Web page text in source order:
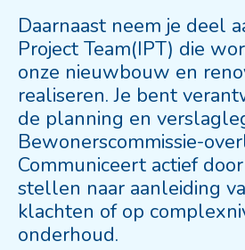
Daarnaast neem je deel
Project Team(IPT) die
onze nieuwbouw en
realiseren. Je bent
de planning en
Bewonerscommissie-
Communiceert actief
stellen naar aanleiding
klachten of op
onderhoud.